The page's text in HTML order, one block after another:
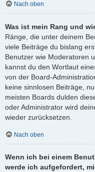
Nach oben
Was ist mein Rang und
Ränge, die unter deinem
viele Beiträge du bislang
Benutzer wie Moderatoren
kannst du den Wortlaut
von der Board-
keine sinnlosen Beiträge,
meisten Boards dulden
oder Administrator wird
wieder zurücksetzen.
Nach oben
Wenn ich bei einem
werde ich aufgefordert,